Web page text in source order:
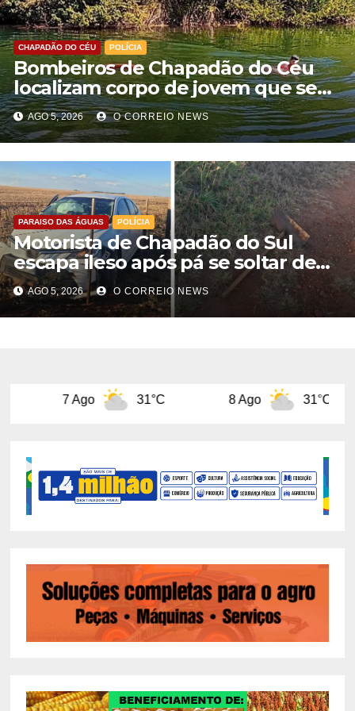
CHAPADÃO DO CÉU POLÍCIA
Bombeiros de Chapadão do Céu
localizam corpo de jovem que se
afogou durante pescaria no Rio
Formoso
AGO 5, 2026 O CORREIO NEWS
PARAISO DAS ÁGUAS POLÍCIA
Motorista de Chapadão do Sul
escapa ileso após pá se soltar de
caminhão e atingir carro na BR-060
AGO 5, 2026 O CORREIO NEWS
31°C 8 Ago 31°C 9 Ago